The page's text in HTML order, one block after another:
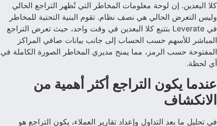
كلا البعدين. إن لوحة معلومات المخاطر التي تُظهر التراجع الحالي
وليس التعرض الحالي هي نصف نظام. تقوم البنية التحتية للمخاطر
في Leverate بتتبع كلا البعدين في وقت واحد، حيث تعرض التراجع
المباشر للأسهم حسب الحساب إلى جانب بيانات صافي المراكز
المفتوحة حسب الرمز، مما يمنح مديري المخاطر الصورة الكاملة في
أي لحظة.
عندما يكون التراجع أكثر أهمية من
الانكشاف
في تحليل ما بعد التداول وإعداد تقارير العملاء، يكون التراجع هو